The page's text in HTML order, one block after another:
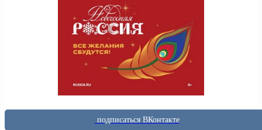
подписаться ВКонтакте